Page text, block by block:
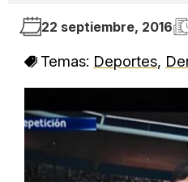
22 septiembre, 2016
Temas: Deportes,